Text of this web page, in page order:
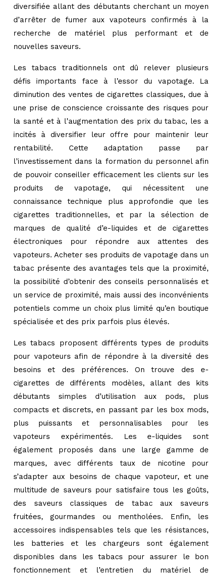
diversifiée allant des débutants cherchant un moyen
d’arrêter de fumer aux vapoteurs confirmés à la
recherche de matériel plus performant et de
nouvelles saveurs.
Les tabacs traditionnels ont dû relever plusieurs
défis importants face à l’essor du vapotage. La
diminution des ventes de cigarettes classiques, due à
une prise de conscience croissante des risques pour
la santé et à l’augmentation des prix du tabac, les a
incités à diversifier leur offre pour maintenir leur
rentabilité. Cette adaptation passe par
l’investissement dans la formation du personnel afin
de pouvoir conseiller efficacement les clients sur les
produits de vapotage, qui nécessitent une
connaissance technique plus approfondie que les
cigarettes traditionnelles, et par la sélection de
marques de qualité d’e-liquides et de cigarettes
électroniques pour répondre aux attentes des
vapoteurs. Acheter ses produits de vapotage dans un
tabac présente des avantages tels que la proximité,
la possibilité d’obtenir des conseils personnalisés et
un service de proximité, mais aussi des inconvénients
potentiels comme un choix plus limité qu’en boutique
spécialisée et des prix parfois plus élevés.
Les tabacs proposent différents types de produits
pour vapoteurs afin de répondre à la diversité des
besoins et des préférences. On trouve des e-
cigarettes de différents modèles, allant des kits
débutants simples d’utilisation aux pods, plus
compacts et discrets, en passant par les box mods,
plus puissants et personnalisables pour les
vapoteurs expérimentés. Les e-liquides sont
également proposés dans une large gamme de
marques, avec différents taux de nicotine pour
s’adapter aux besoins de chaque vapoteur, et une
multitude de saveurs pour satisfaire tous les goûts,
des saveurs classiques de tabac aux saveurs
fruitées, gourmandes ou mentholées. Enfin, les
accessoires indispensables tels que les résistances,
les batteries et les chargeurs sont également
disponibles dans les tabacs pour assurer le bon
fonctionnement et l’entretien du matériel de